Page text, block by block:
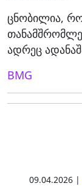
ცნობილია,
ადრეც
BMG
09.04.2026 |